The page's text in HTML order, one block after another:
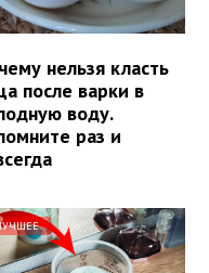
нельзя класть
после варки в
воду.
раз и